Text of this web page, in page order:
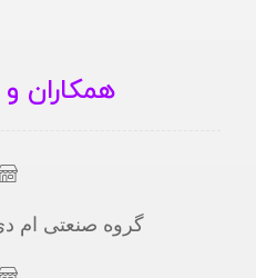
همکاران
گروه صنعتی ام